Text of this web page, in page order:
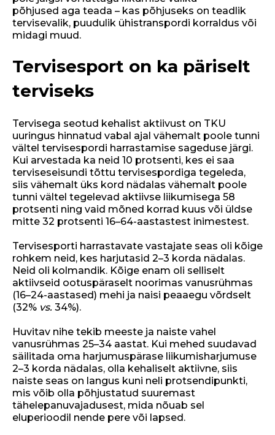
põhjused aga teada – kas põhjuseks on teadlik
tervisevalik, puudulik ühistranspordi korraldus või
midagi muud.
Tervisesport on ka päriselt
terviseks
Tervisega seotud kehalist aktiivust on TKU
uuringus hinnatud vabal ajal vähemalt poole tunni
vältel tervisespordi harrastamise sageduse järgi.
Kui arvestada ka neid 10 protsenti, kes ei saa
terviseseisundi tõttu tervisespordiga tegeleda,
siis vähemalt üks kord nädalas vähemalt poole
tunni vältel tegelevad aktiivse liikumisega 58
protsenti ning vaid mõned korrad kuus või üldse
mitte 32 protsenti 16–64-aastastest inimestest.
Tervisesporti harrastavate vastajate seas oli kõige
rohkem neid, kes harjutasid 2–3 korda nädalas.
Neid oli kolmandik. Kõige enam oli selliselt
aktiivseid ootuspäraselt noorimas vanusrühmas
(16–24-aastased) mehi ja naisi peaaegu võrdselt
(32% vs. 34%).
Huvitav nihe tekib meeste ja naiste vahel
vanusrühmas 25–34 aastat. Kui mehed suudavad
säilitada oma harjumuspärase liikumisharjumuse
2–3 korda nädalas, olla kehaliselt aktiivne, siis
naiste seas on langus kuni neli protsendipunkti,
mis võib olla põhjustatud suuremast
tähelepanuvajadusest, mida nõuab sel
eluperioodil nende pere või lapsed.